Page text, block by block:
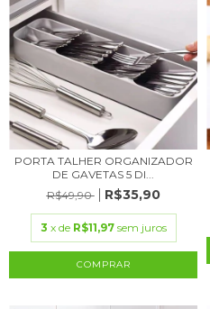
PORTA TALHER ORGANIZADOR
DE GAVETAS 5 DI...
R$49,90
R$35,90
3 x de R$11,97 sem juros
COMPRAR